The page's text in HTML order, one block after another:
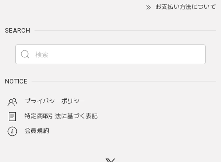
お支払い方法について
SEARCH
NOTICE
プライバシーポリシー
特定商取引法に基づく表記
会員規約